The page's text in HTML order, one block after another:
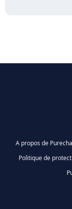
A propos de
Politique de